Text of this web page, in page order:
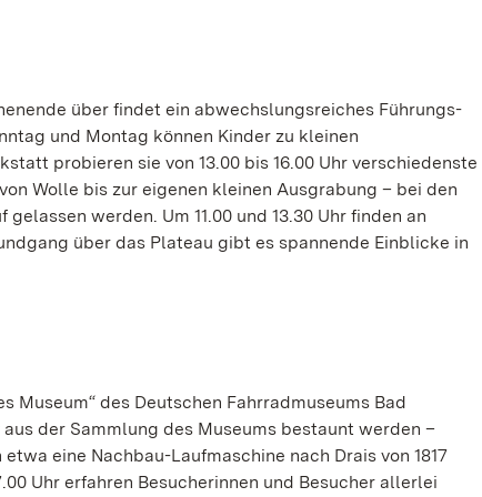
über findet ein abwechslungsreiches Führungs-
und Montag können Kinder zu kleinen
probieren sie von 13.00 bis 16.00 Uhr verschiedenste
Wolle bis zur eigenen kleinen Ausgrabung – bei den
werden. Um 11.00 und 13.30 Uhr finden an
über das Plateau gibt es spannende Einblicke in
des Deutschen Fahrradmuseums Bad
der Sammlung des Museums bestaunt werden –
eine Nachbau-Laufmaschine nach Drais von 1817
Uhr erfahren Besucherinnen und Besucher allerlei